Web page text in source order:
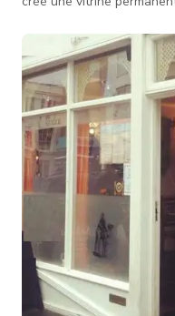
résidence d'artiste, une
de projet explorant les
sonore. En plus de la
cube blanc dans le